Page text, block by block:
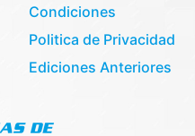
Condiciones
Politica de Privacidad
Ediciones Anteriores